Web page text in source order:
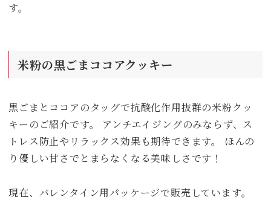
す。
米粉の黒ごまココアクッキー
黒ごまとココアのタッグで抗酸化作用抜群の米粉クッ
キーのご紹介です。 アンチエイジングのみならず、ス
トレス防止やリラックス効果も期待できます。 ほんの
り優しい甘さでとまらなくなる美味しさです！
現在、バレンタイン用パッケージで販売しています。